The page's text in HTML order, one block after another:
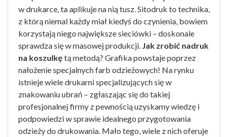
w drukarce, ta aplikuje na nią tusz. Sitodruk to technika,
z którą niemal każdy miał kiedyś do czynienia, bowiem
korzystają niego największe sieciówki – doskonale
sprawdza się w masowej produkcji. Jak zrobić nadruk
na koszulkę tą metodą? Grafika powstaje poprzez
nałożenie specjalnych farb odzieżowych! Na rynku
istnieje wiele drukarni specjalizujących się w
znakowaniu ubrań – zgłaszając się do takiej
profesjonalnej firmy z pewnością uzyskamy wiedzę i
podpowiedzi w sprawie idealnego przygotowania
odzieży do drukowania. Mało tego, wiele z nich oferuje